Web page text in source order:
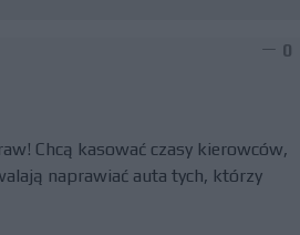
0
Chcą kasować czasy kierowców,
naprawiać auta tych, którzy